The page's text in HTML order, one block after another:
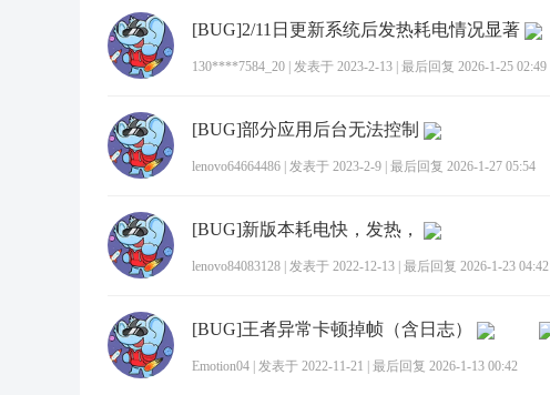
[BUG]2/11日更新系统后发热耗电情况显著
130****7584_20 发表于 2023-2-13 最后回复 2026-1-25 02:49
[BUG]部分应用后台无法控制
lenovo64664486 发表于 2023-2-9 最后回复 2026-1-27 05:54
[BUG]新版本耗电快，发热，
lenovo84083128 发表于 2022-12-13 最后回复 2026-1-23 04:42
[BUG]王者异常卡顿掉帧（含日志）
Emotion04 发表于 2022-11-21 最后回复 2026-1-13 00:42